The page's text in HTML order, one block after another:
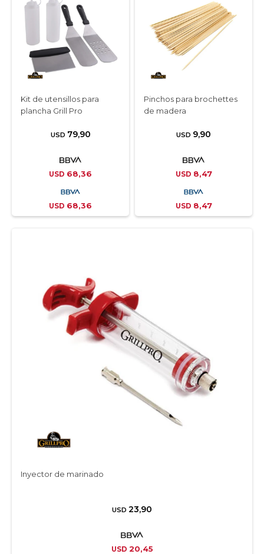
Kit de utensillos para
plancha Grill Pro
USD 79,90
USD 68,36
USD 68,36
Pinchos para brochettes
de madera
USD 9,90
USD 8,47
USD 8,47
Inyector de marinado
USD 23,90
USD 20,45